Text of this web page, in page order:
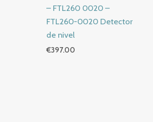
– FTL260 0020 –
FTL260-0020 Detector
de nivel
€397.00